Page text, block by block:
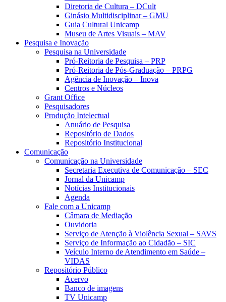
Diretoria de Cultura – DCult
Ginásio Multidisciplinar – GMU
Guia Cultural Unicamp
Museu de Artes Visuais – MAV
Pesquisa e Inovação
Pesquisa na Universidade
Pró-Reitoria de Pesquisa – PRP
Pró-Reitoria de Pós-Graduação – PRPG
Agência de Inovação – Inova
Centros e Núcleos
Grant Office
Pesquisadores
Produção Intelectual
Anuário de Pesquisa
Repositório de Dados
Repositório Institucional
Comunicação
Comunicação na Universidade
Secretaria Executiva de Comunicação – SEC
Jornal da Unicamp
Notícias Institucionais
Agenda
Fale com a Unicamp
Câmara de Mediação
Ouvidoria
Serviço de Atenção à Violência Sexual – SAVS
Serviço de Informação ao Cidadão – SIC
Veículo Interno de Atendimento em Saúde –
VIDAS
Repositório Público
Acervo
Banco de imagens
TV Unicamp